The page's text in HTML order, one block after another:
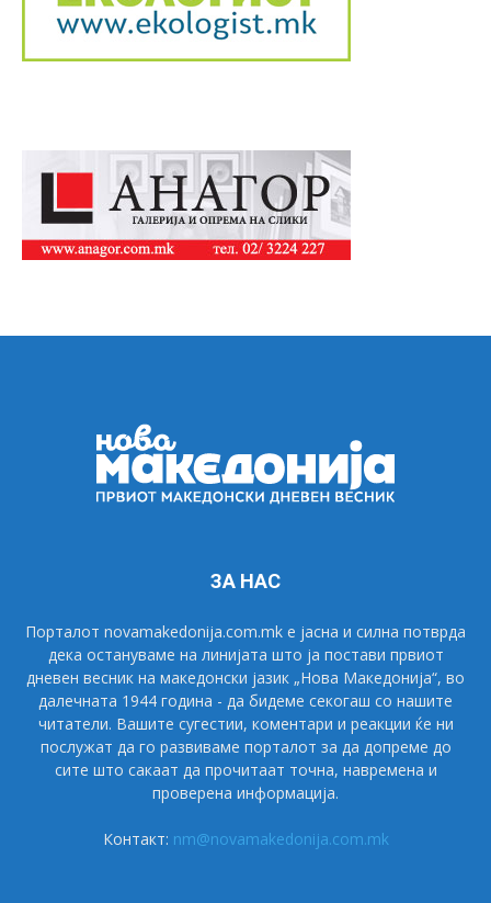
ЗА НАС
Порталот novamakedonija.com.mk е јасна и силна потврда
дека остануваме на линијата што ја постави првиот
дневен весник на македонски јазик „Нова Македонија“, во
далечната 1944 година - да бидеме секогаш со нашите
читатели. Вашите сугестии, коментари и реакции ќе ни
послужат да го развиваме порталот за да допреме до
сите што сакаат да прочитаат точна, навремена и
проверена информација.
Контакт: nm@novamakedonija.com.mk